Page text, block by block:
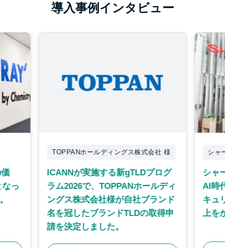
導入事例インタビュー
っ
TOPPANホールディングス株式会社 様
ICANNが実施する新gTLDプログ
ラム2026で、TOPPANホールディ
ングス株式会社様が自社ブランド
名を冠したブランドTLDの取得申
請を決定しました。
シャ
シャ
AI時
キュ
上を